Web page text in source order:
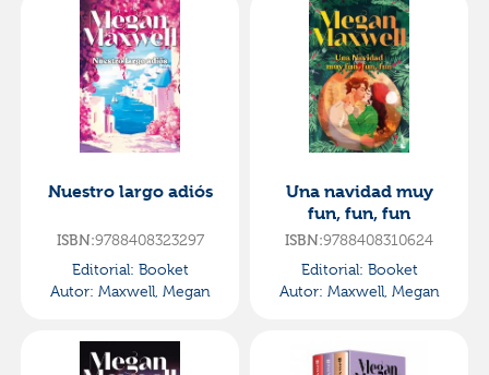
Nuestro largo adiós
ISBN:9788408323297
Editorial: Booket
Autor: Maxwell, Megan
Una navidad muy
fun, fun, fun
ISBN:9788408310624
Editorial: Booket
Autor: Maxwell, Megan